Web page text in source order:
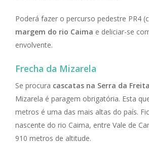
Poderá fazer o percurso pedestre PR4
margem do rio Caima e deliciar-se
envolvente.
Frecha da Mizarela
Se procura cascatas na Serra da Freita
Mizarela é paragem obrigatória. Esta
metros é uma das mais altas do país.
nascente do rio Caima, entre Vale de
910 metros de altitude.